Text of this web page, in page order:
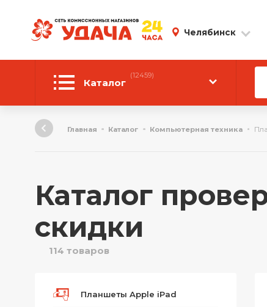
Челябинск
Каталог
(12459)
Автотовары
Компьютерная техника
Личные вещи
ТВ и Видео
Главная Каталог Компьютерная техника
Каталог
скидки
114 товаров
Планшеты Apple iPad